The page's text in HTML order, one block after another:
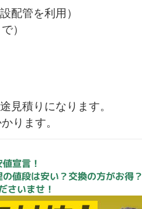
配管を利用）
）
見積りになります。
ります。
宣言！
値段は安い？交換の方がお得？
さいませ！